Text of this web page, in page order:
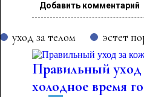
Добавить комментарий
уход за телом эстет
Правильный уход
холодное время